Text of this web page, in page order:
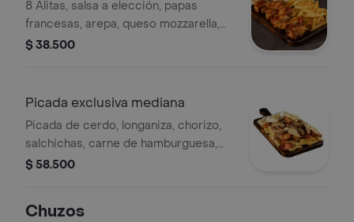
8 Alitas, salsa a elección, papas
francesas, arepa, queso mozzarella,
huevos de codorniz, ensalada de
$ 38.500
Picada exclusiva mediana
Picada de cerdo, longaniza, chorizo,
salchichas, carne de hamburguesa,
chicharrón ahumado, arepa con
bbq, ensalada de repollo y zanahoria,
$ 58.500
Chuzos